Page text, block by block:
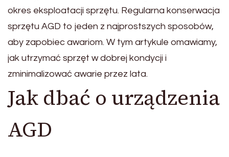
okres eksploatacji sprzętu. Regularna konserwacja
sprzętu AGD to jeden z najprostszych sposobów,
aby zapobiec awariom. W tym artykule omawiamy,
jak utrzymać sprzęt w dobrej kondycji i
zminimalizować awarie przez lata.
Jak dbać o urządzenia
AGD